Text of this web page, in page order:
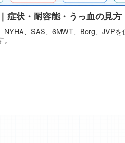
症状・耐容能・うっ血の見方
NYHA、SAS、6MWT、Borg、JVPを